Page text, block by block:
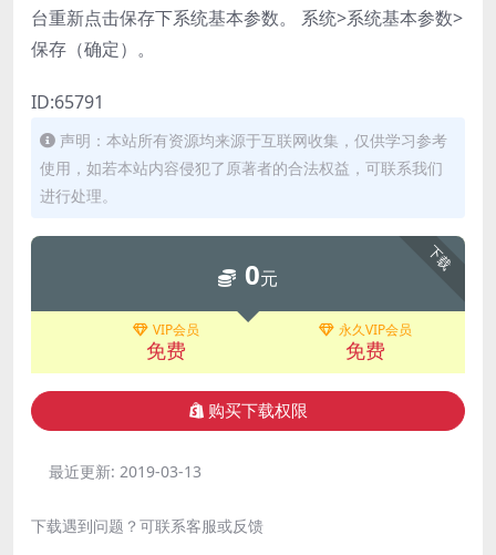
台重新点击保存下系统基本参数。 系统>系统基本参数>
保存（确定）。
ID:65791
声明：本站所有资源均来源于互联网收集，仅供学习参考
使用，如若本站内容侵犯了原著者的合法权益，可联系我们
进行处理。
下载
0元
VIP会员
免费
永久VIP会员
免费
购买下载权限
最近更新: 2019-03-13
下载遇到问题？可联系客服或反馈